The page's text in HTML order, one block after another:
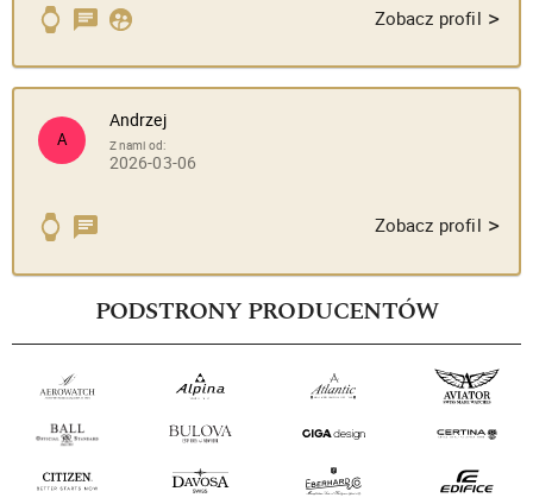
Zobacz profil >
A
Andrzej
Z nami od:
2026-03-06
Zobacz profil >
PODSTRONY PRODUCENTÓW